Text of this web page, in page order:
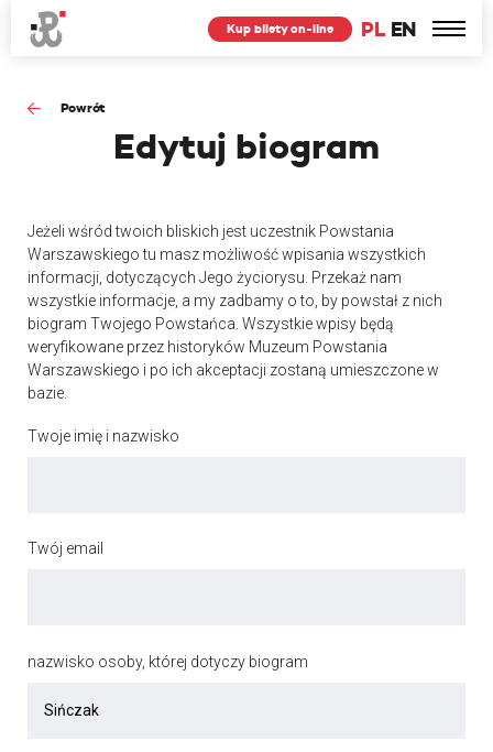
PL EN
Kup bilety on-line
Powrót
Edytuj biogram
Jeżeli wśród twoich bliskich jest uczestnik Powstania
Warszawskiego tu masz możliwość wpisania wszystkich
informacji, dotyczących Jego życiorysu. Przekaż nam
wszystkie informacje, a my zadbamy o to, by powstał z nich
biogram Twojego Powstańca. Wszystkie wpisy będą
weryfikowane przez historyków Muzeum Powstania
Warszawskiego i po ich akceptacji zostaną umieszczone w
bazie.
Twoje imię i nazwisko
Twój email
nazwisko osoby, której dotyczy biogram